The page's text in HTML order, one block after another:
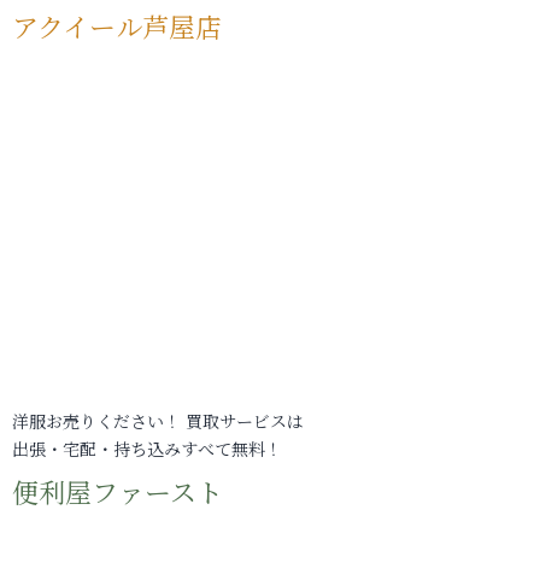
アクイール芦屋店
洋服お売りください！ 買取サービスは
出張・宅配・持ち込みすべて無料！
便利屋ファースト